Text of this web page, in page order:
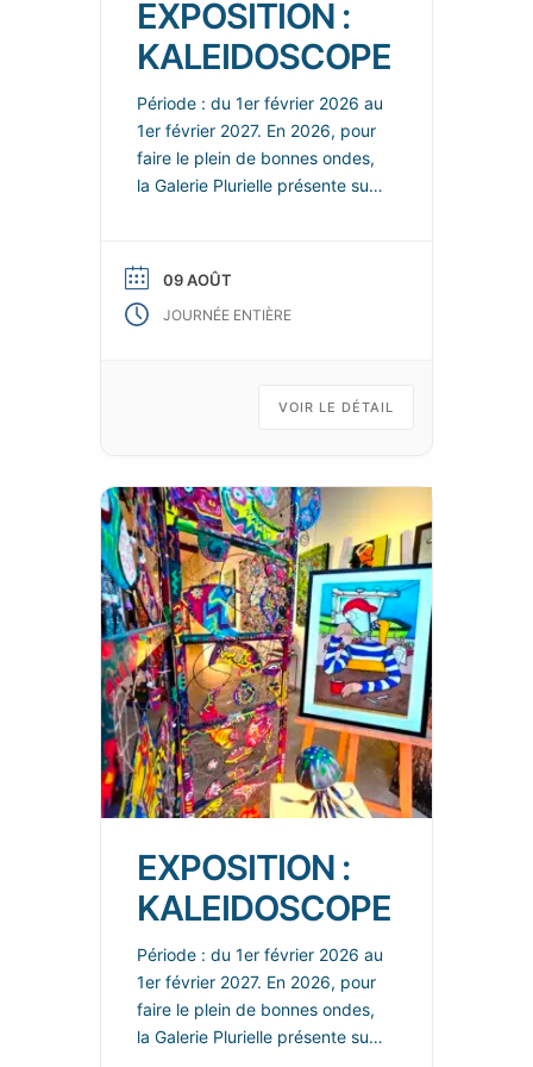
EXPOSITION :
KALEIDOSCOPE
Période : du 1er février 2026 au
1er février 2027. En 2026, pour
faire le plein de bonnes ondes,
la Galerie Plurielle présente sur
enjouées et colorées, dans
lesquelles les nouvelles œuvres
de ses talentueux artistes
animés d’un kaléidoscope d’art
09 AOÛT
JOURNÉE ENTIÈRE
VOIR LE DÉTAIL
EXPOSITION :
KALEIDOSCOPE
Période : du 1er février 2026 au
1er février 2027. En 2026, pour
faire le plein de bonnes ondes,
la Galerie Plurielle présente sur